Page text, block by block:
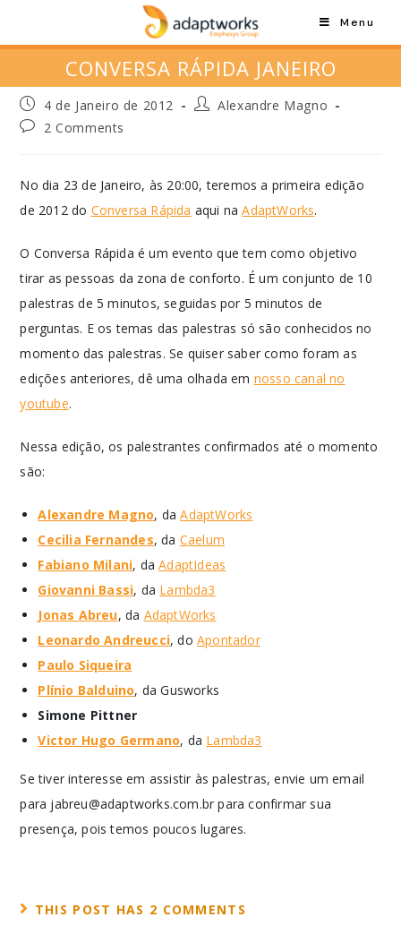
Menu
CONVERSA RÁPIDA JANEIRO
4 de Janeiro de 2012
Alexandre Magno
2 Comments
No dia 23 de Janeiro, às 20:00, teremos a primeira edição
de 2012 do Conversa Rápida aqui naAdaptWorks.
O Conversa Rápida é um evento que tem como objetivo
tirar as pessoas da zona de conforto. É um conjunto de 10
palestras de 5 minutos, seguidas por 5 minutos de
perguntas. E os temas das palestras só são conhecidos no
momento das palestras. Se quiser saber como foram as
edições anteriores, dê uma olhada em nosso canal no
youtube.
Nessa edição, os palestrantes confirmados até o momento
são:
Alexandre Magno, daAdaptWorks
Cecilia Fernandes, da Caelum
Fabiano Milani, daAdaptIdeas
Giovanni Bassi, da Lambda3
Jonas Abreu, da AdaptWorks
Leonardo Andreucci, doApontador
Paulo Siqueira
Plínio Balduino, da Gusworks
Simone Pittner
Victor Hugo Germano, da Lambda3
Se tiver interesse em assistir às palestras, envie um email
para jabreu@adaptworks.com.br para confirmar sua
presença, pois temos poucos lugares.
THIS POST HAS 2 COMMENTS